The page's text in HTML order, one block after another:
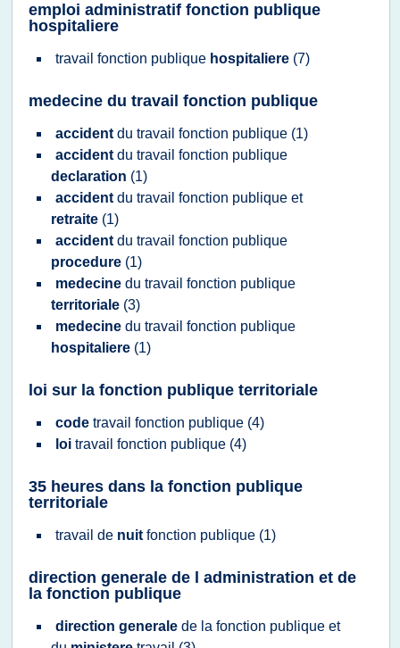
emploi administratif fonction publique
hospitaliere
travail fonction publique hospitaliere (7)
medecine du travail fonction publique
accident du travail fonction publique (1)
accident du travail fonction publique
declaration (1)
accident du travail fonction publique et
retraite (1)
accident du travail fonction publique
procedure (1)
medecine du travail fonction publique
territoriale (3)
medecine du travail fonction publique
hospitaliere (1)
loi sur la fonction publique territoriale
code travail fonction publique (4)
loi travail fonction publique (4)
35 heures dans la fonction publique
territoriale
travail de nuit fonction publique (1)
direction generale de l administration et de
la fonction publique
direction generale de la fonction publique et